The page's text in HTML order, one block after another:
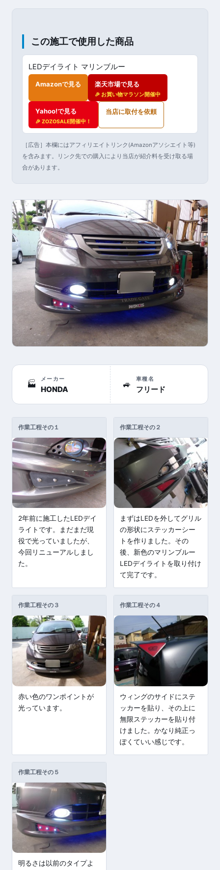
この施工で使用した商品
LEDデイライト マリンブルー
Amazonで見る 楽天市場で見る
🎉 お買い物マラソン開催中
Yahoo!で見る
🎉 ZOZOSALE開催中！
当店に取付を依頼
［広告］本欄にはアフィリエイトリンク(Amazonアソシエイト等)
を含みます。リンク先での購入により当店が紹介料を受け取る場
合があります。
🏭
メーカー
HONDA
🚙
車種名
フリード
作業工程その１
2年前に施工したLEDデイ
ライトです。まだまだ現
役で光っていましたが、
今回リニューアルしまし
た。
作業工程その２
まずはLEDを外してグリル
の形状にステッカーシー
トを作りました。その
後、新色のマリンブルー
LEDデイライトを取り付け
て完了です。
作業工程その３
赤い色のワンポイントが
光っています。
作業工程その４
ウィングのサイドにステ
ッカーを貼り、その上に
無限ステッカーを貼り付
けました。かなり純正っ
ぽくていい感じです。
作業工程その５
明るさは以前のタイプよ